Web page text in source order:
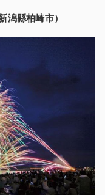
潟縣柏崎市）